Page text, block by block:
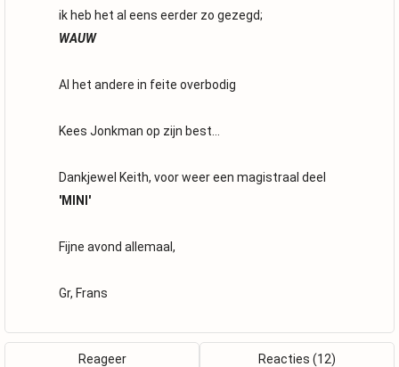
ik heb het al eens eerder zo gezegd;
WAUW
Al het andere in feite overbodig
Kees Jonkman op zijn best...
Dankjewel Keith, voor weer een magistraal deel
'MINI'
Fijne avond allemaal,
Gr, Frans
Reageer Reacties (12)